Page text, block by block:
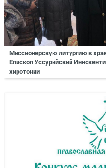
Миссионерскую литургию в
Епископ Уссурийский
хиротонии